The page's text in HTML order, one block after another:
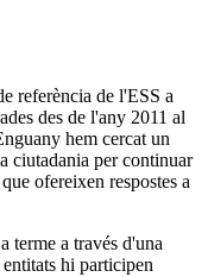
referència de l'ESS a
des de l'any 2011 al
hem cercat un
ciutadania per continuar
ofereixen respostes a
terme a través d'una
hi participen